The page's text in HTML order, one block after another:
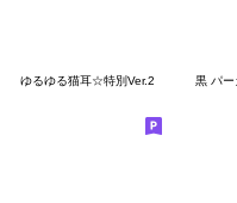
ゆるゆる猫耳☆特別Ver.2